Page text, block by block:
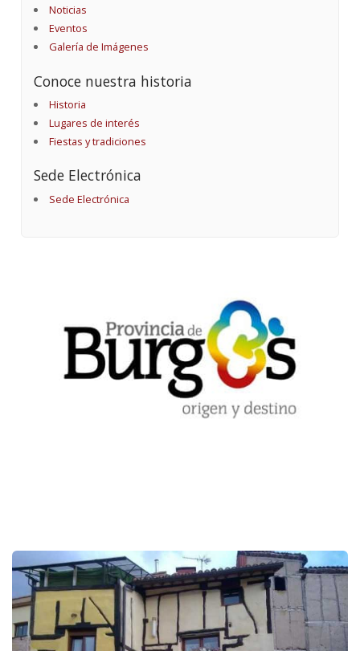
Noticias
Eventos
Galería de Imágenes
Conoce nuestra historia
Historia
Lugares de interés
Fiestas y tradiciones
Sede Electrónica
Sede Electrónica